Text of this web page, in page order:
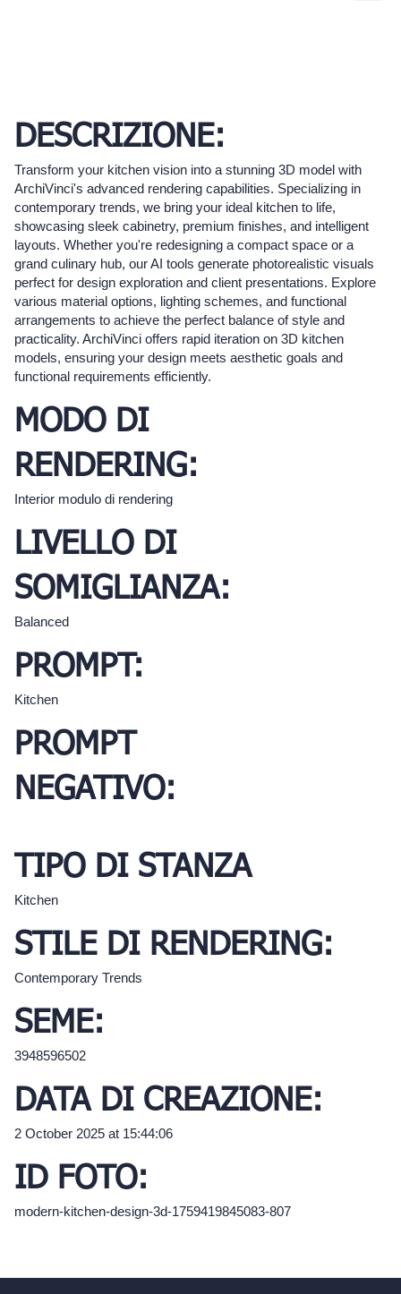
DESCRIZIONE:
Transform your kitchen vision into a stunning 3D model with
ArchiVinci's advanced rendering capabilities. Specializing in
contemporary trends, we bring your ideal kitchen to life,
showcasing sleek cabinetry, premium finishes, and intelligent
layouts. Whether you're redesigning a compact space or a
grand culinary hub, our AI tools generate photorealistic visuals
perfect for design exploration and client presentations. Explore
various material options, lighting schemes, and functional
arrangements to achieve the perfect balance of style and
practicality. ArchiVinci offers rapid iteration on 3D kitchen
models, ensuring your design meets aesthetic goals and
functional requirements efficiently.
MODO DI
RENDERING:
Interior modulo di rendering
LIVELLO DI
SOMIGLIANZA:
Balanced
PROMPT:
Kitchen
PROMPT
NEGATIVO:
TIPO DI STANZA
Kitchen
STILE DI RENDERING:
Contemporary Trends
SEME:
3948596502
DATA DI CREAZIONE:
2 October 2025 at 15:44:06
ID FOTO:
modern-kitchen-design-3d-1759419845083-807